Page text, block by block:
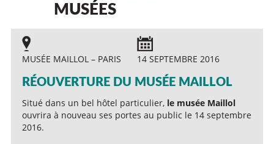
MUSÉES
MUSÉE MAILLOL – PARIS 14 SEPTEMBRE 2016
RÉOUVERTURE DU MUSÉE MAILLOL
Situé dans un bel hôtel particulier, le musée Maillol
ouvrira à nouveau ses portes au public le 14 septembre
2016.